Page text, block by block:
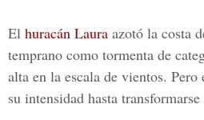
El huracán Laura azotó la costa
temprano como tormenta de
alta en la escala de vientos.
su intensidad hasta